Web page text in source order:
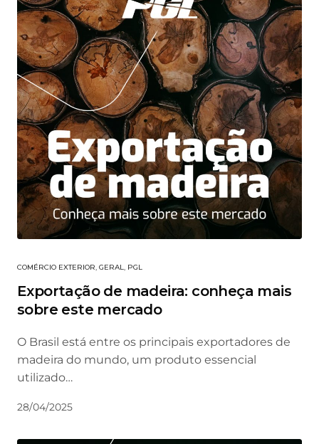
COMÉRCIO EXTERIOR, GERAL, PGL
Exportação de madeira: conheça mais
sobre este mercado
O Brasil está entre os principais exportadores de
madeira do mundo, um produto essencial
utilizado…
28/04/2025